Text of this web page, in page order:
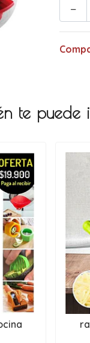
-
te puede